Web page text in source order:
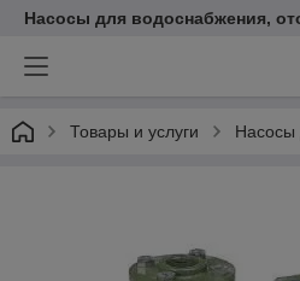
Насосы для водоснабжения,
Товары и услуги Насосы